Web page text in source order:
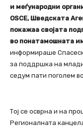
и меѓународни
OSCE, Шведската
покажаа својата
во понатамошната
информираше
за поддршка на
седум пати поголем
Тој се осврна и на
Регионалната